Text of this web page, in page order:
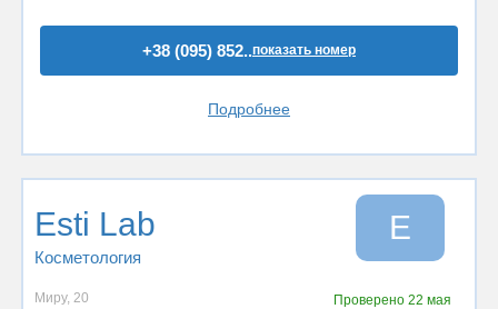
+38 (095) 852..показать номер
Подробнее
Esti Lab
Косметология
E
Миру, 20 Проверено 22 мая